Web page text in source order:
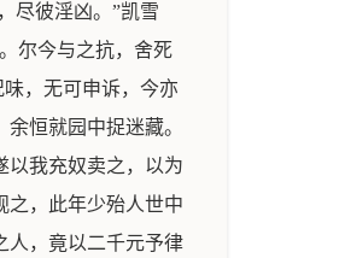
尽彼淫凶。”凯雪
尔今与之抗，舍死
，无可申诉，今亦
恒就园中捉迷藏。
以我充奴卖之，以为
之，此年少殆人世中
人，竟以二千元予律